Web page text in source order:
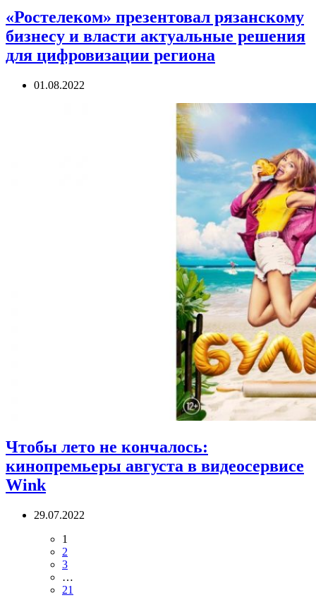
«Ростелеком» презентовал рязанскому
бизнесу и власти актуальные решения
для цифровизации региона
01.08.2022
Чтобы лето не кончалось:
кинопремьеры августа в видеосервисе
Wink
29.07.2022
1
2
3
…
21